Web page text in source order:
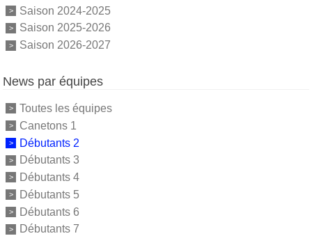
Saison 2024-2025
Saison 2025-2026
Saison 2026-2027
News par équipes
Toutes les équipes
Canetons 1
Débutants 2
Débutants 3
Débutants 4
Débutants 5
Débutants 6
Débutants 7